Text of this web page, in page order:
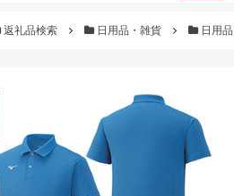
返礼品検索 日用品・雑貨 日用